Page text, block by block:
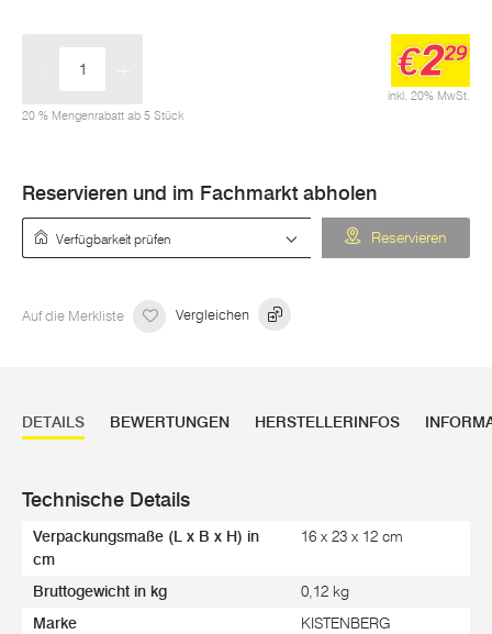
20 % Mengenrabatt ab 5 Stück
inkl. 20% MwSt.
€229
Reservieren und im Fachmarkt abholen
Reservieren
Auf die Merkliste Vergleichen
DETAILS BEWERTUNGEN HERSTELLERINFOS
Technische Details
Verpackungsmaße (L x B x H) in
cm
16 x 23 x 12 cm
Bruttogewicht in kg 0,12 kg
Marke KISTENBERG